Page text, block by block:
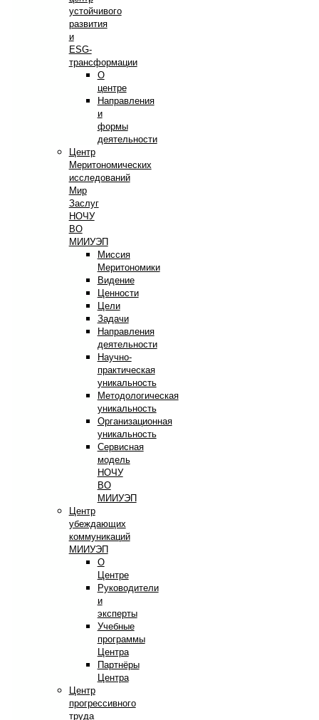
устойчивого
развития
и
ESG-
трансформации
О
центре
Направления
и
формы
деятельности
Центр
Меритономических
исследований
Мир
Заслуг
НОЧУ
ВО
МИИУЭП
Миссия
Меритономики
Видение
Ценности
Цели
Задачи
Направления
деятельности
Научно-
практическая
уникальность
Методологическая
уникальность
Организационная
уникальность
Сервисная
модель
НОЧУ
ВО
МИИУЭП
Центр
убеждающих
коммуникаций
МИИУЭП
О
Центре
Руководители
и
эксперты
Учебные
программы
Центра
Партнёры
Центра
Центр
прогрессивного
труда